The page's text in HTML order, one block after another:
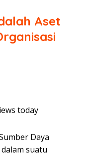
Aset
today
Daya
suatu